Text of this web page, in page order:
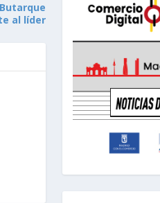
al líder